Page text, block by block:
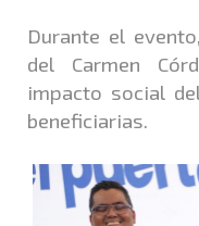
Durante el
del Carmen
impacto social
beneficiarias.